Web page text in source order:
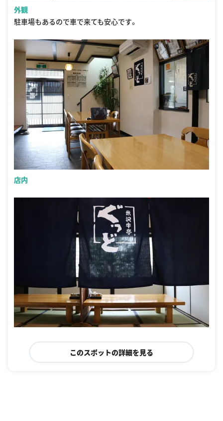
外観
駐車場もあるので車で来ても安心です。
店内
このスポットの詳細を見る